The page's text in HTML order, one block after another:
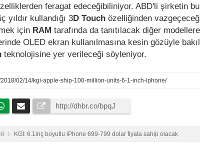
feragat edeceğibiliniyor. ABD'li şirketin
yıldır kullandığı 3D Touch özelliğinden
için RAM tarafında da tanıtılacak diğer
OLED ekran kullanılmasına kesin gözüyle
teknolojisine yer verileceği söyleniyor.
2018/02/14/kgi-apple-ship-100-million-units-6-1-inch-iphone/
KGI: 6.1inç boyutlu iPhone 699-799 dolar fiyata sahip olacak